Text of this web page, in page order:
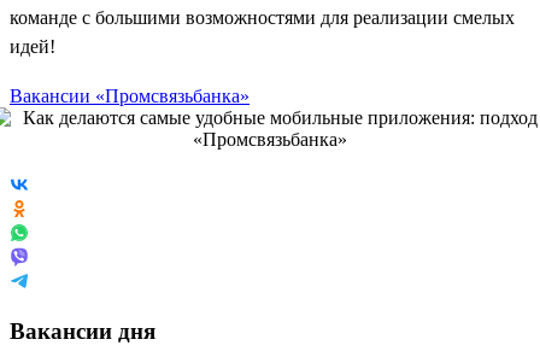
команде с большими возможностями для реализации смелых
идей!
Вакансии «Промсвязьбанка»
Вакансии дня